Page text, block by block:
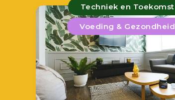
Techniek en Toekomst
Voeding & Gezondheid